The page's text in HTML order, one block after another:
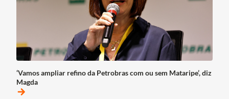
‘Vamos ampliar refino da Petrobras com ou sem Mataripe’, diz
Magda
arrow_forward